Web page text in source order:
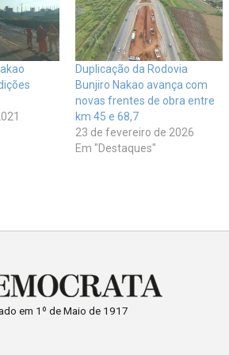
Duplicação da Rodovia
Bunjiro Nakao avança com
novas frentes de obra entre
km 45 e 68,7
23 de fevereiro de 2026
Em "Destaques"
em 1º de Maio de 1917